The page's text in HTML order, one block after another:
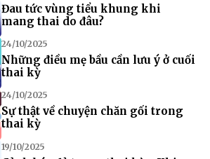
Đau tức vùng tiểu khung khi
mang thai do đâu?
24/10/2025
Những điều mẹ bầu cần lưu ý ở cuối
thai kỳ
24/10/2025
Sự thật về chuyện chăn gối trong
thai kỳ
19/10/2025